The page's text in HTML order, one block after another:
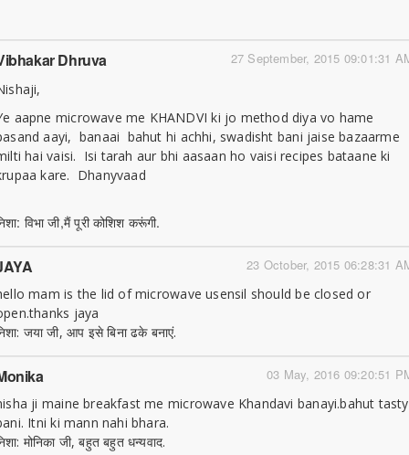
27 September, 2015 09:01:31
Dhruva
aapne microwave me KHANDVI ki jo method diya vo hame
aayi, banaai bahut hi achhi, swadisht bani jaise bazaarme
hai vaisi. Isi tarah aur bhi aasaan ho vaisi recipes bataane ki
kare. Dhanyvaad
विभा जी,मैं पूरी कोशिश करूंगी.
23 October, 2015 06:28:31
mam is the lid of microwave usensil should be closed or
jaya
जया जी, आप इसे बिना ढके बनाएं.
03 May, 2016 09:20:51
ji maine breakfast me microwave Khandavi banayi.bahut tasty
Itni ki mann nahi bhara.
मोनिका जी, बहुत बहुत धन्यवाद.